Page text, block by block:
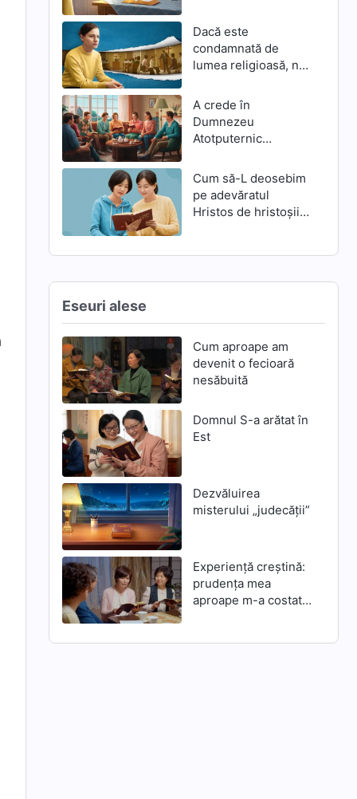
Dacă este
condamnată de
lumea religioasă, nu
A crede în
Dumnezeu
Atotputernic
pe Domnul Isus?
Cum să-L deosebim
pe adevăratul
Hristos de hristoșii
Eseuri alese
Cum aproape am
devenit o fecioară
nesăbuită
Domnul S-a arătat în
Est
Dezvăluirea
misterului „judecății”
Experiență creștină:
prudența mea
aproape m-a costat